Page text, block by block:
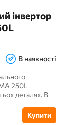
інвертор
В наявності
250L
деталях. В
Купити